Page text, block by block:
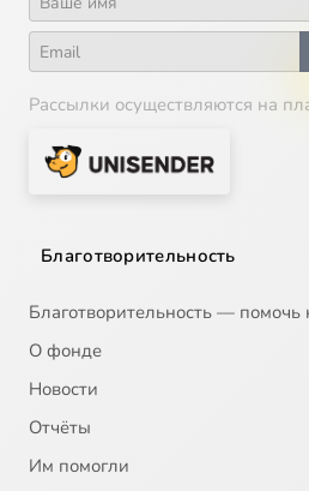
Рассылки осуществляются на
Благотворительность
Благотворительность —
О фонде
Новости
Отчёты
Им помогли